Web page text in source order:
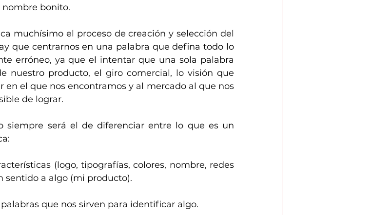
bonito.
muchísimo el proceso de creación y selección del
que centrarnos en una palabra que defina todo lo
erróneo, ya que el intentar que una sola palabra
nuestro producto, el giro comercial, lo visión que
en el que nos encontramos y al mercado al que nos
de lograr.
siempre será el de diferenciar entre lo que es un
(logo, tipografías, colores, nombre, redes
sentido a algo (mi producto).
que nos sirven para identificar algo.